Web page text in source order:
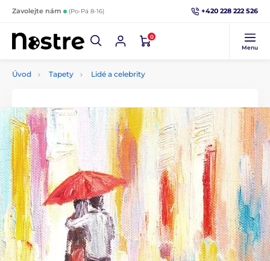
Zavolejte nám (Po-Pá 8-16) +420 228 222 526
0
Menu
Úvod Tapety Lidé a celebrity